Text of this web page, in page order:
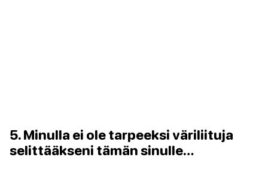
5. Minulla ei ole tarpeeksi väriliituja
selittääkseni tämän sinulle…